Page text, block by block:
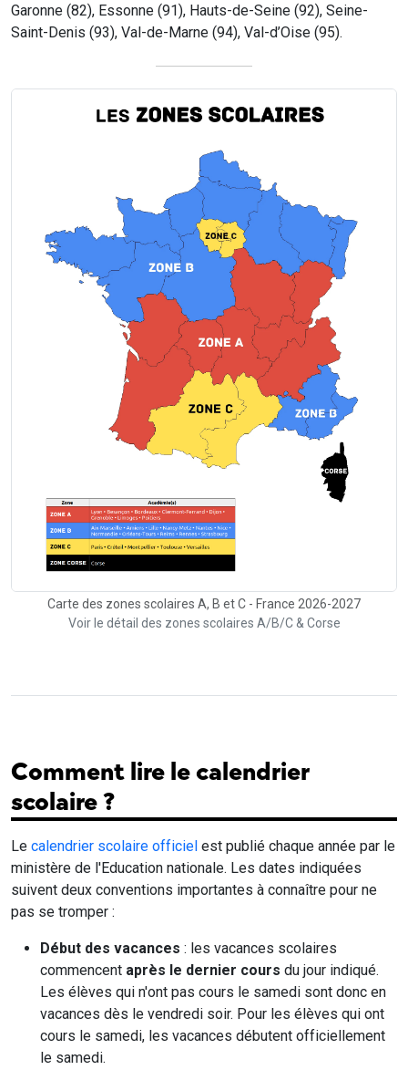
Garonne (82), Essonne (91), Hauts-de-Seine (92), Seine-
Saint-Denis (93), Val-de-Marne (94), Val-d’Oise (95).
Carte des zones scolaires A, B et C - France 2026-2027
Voir le détail des zones scolaires A/B/C & Corse
Comment lire le calendrier
scolaire ?
Le calendrier scolaire officiel est publié chaque année par le
ministère de l'Education nationale. Les dates indiquées
suivent deux conventions importantes à connaître pour ne
pas se tromper :
Début des vacances : les vacances scolaires
commencent après le dernier cours du jour indiqué.
Les élèves qui n'ont pas cours le samedi sont donc en
vacances dès le vendredi soir. Pour les élèves qui ont
cours le samedi, les vacances débutent officiellement
le samedi.